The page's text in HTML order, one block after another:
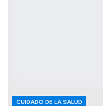
CUIDADO DE LA SALUD